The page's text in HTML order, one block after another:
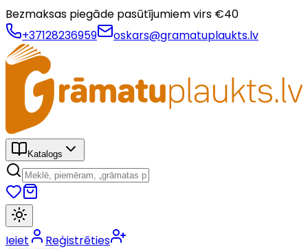
Bezmaksas piegāde pasūtījumiem virs €40
+37128236959
oskars@gramatuplaukts.lv
Katalogs
Ieiet Reģistrēties